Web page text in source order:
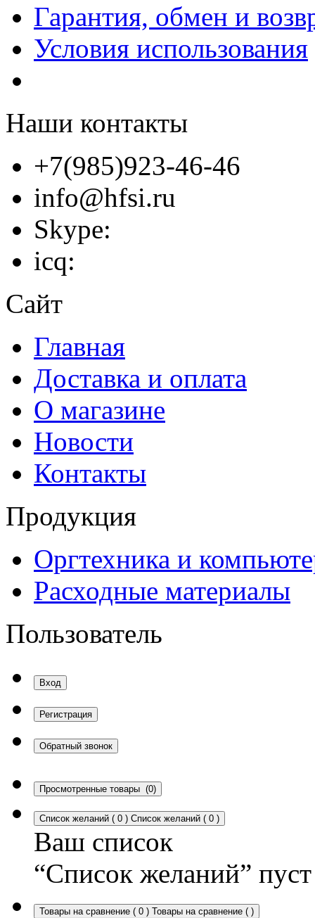
Гарантия, обмен и
Условия использования
Наши контакты
+7(985)923-46-46
info@hfsi.ru
Skype:
icq:
Сайт
Главная
Доставка и оплата
О магазине
Новости
Контакты
Продукция
Оргтехника и
Расходные материалы
Пользователь
Вход
Регистрация
Обратный звонок
Просмотренные товары (0)
Список желаний ( 0 ) Список желаний ( 0 )
Ваш список
“Список желаний” пуст
Товары на сравнение ( 0 ) Товары на сравнение ( )